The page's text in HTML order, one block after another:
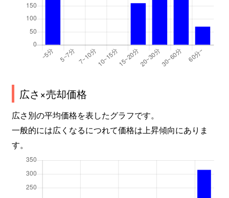
広さ×売却価格
広さ別の平均価格を表したグラフです。
一般的には広くなるにつれて価格は上昇傾向にありま
す。